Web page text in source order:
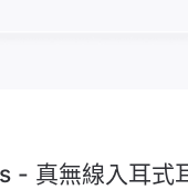
- 真無線入耳式